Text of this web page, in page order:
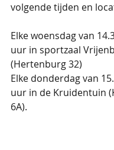
volgende tijden en
Elke woensdag van
uur in sportzaal
(Hertenburg 32)
Elke donderdag van
uur in de Kruidentuin
6A).